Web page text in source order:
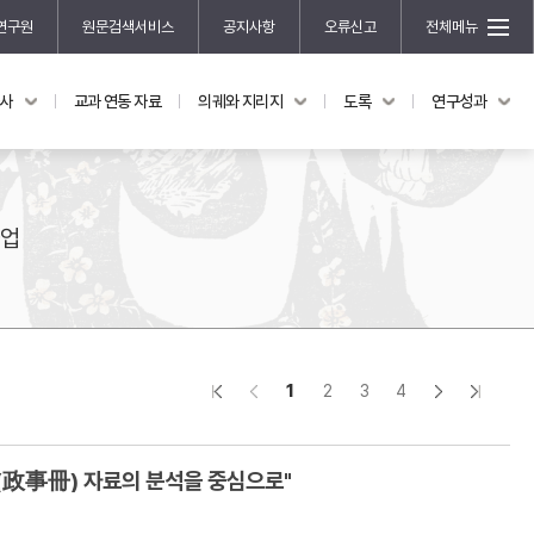
구원 원문검색서비스 공지사항 오류신고 전체메뉴
도록
규장각 소장품 해설
연구성과
신진학자 초청 연구교류 사업
규장각-산기 연구비 지원 사업
기획연구
교과 연동 자료 의궤와 지리지 도록 연구성과
1 2 3 4
성 – 규장각 소장 ‘정사책’(政事冊) 자료의 분석을 중심으로"